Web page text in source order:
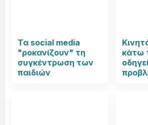
Τα social media
"ροκανίζουν" τη
συγκέντρωση των
παιδιών
κάτω